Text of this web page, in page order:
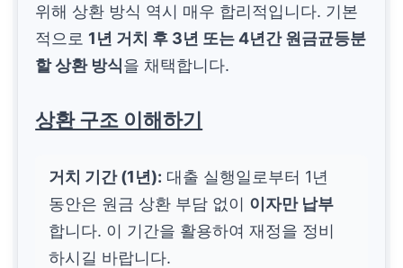
위해 상환 방식 역시 매우 합리적입니다. 기본
적으로 1년 거치 후 3년 또는 4년간 원금균등분
할 상환 방식을 채택합니다.
상환 구조 이해하기
거치 기간 (1년): 대출 실행일로부터 1년
동안은 원금 상환 부담 없이 이자만 납부
합니다. 이 기간을 활용하여 재정을 정비
하시길 바랍니다.